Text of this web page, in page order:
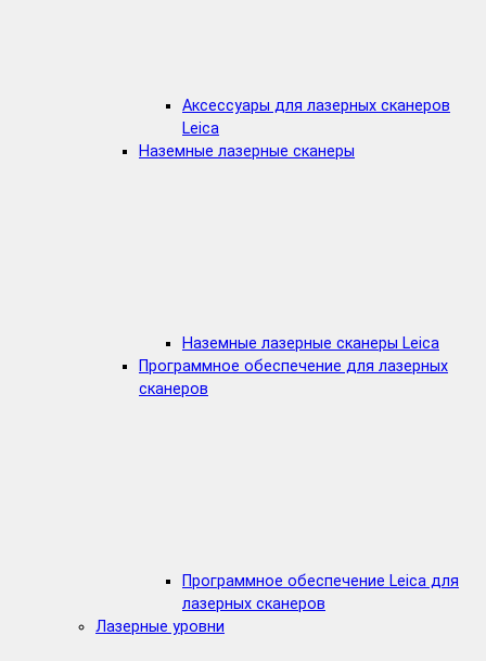
Аксессуары для лазерных сканеров
Leica
Наземные лазерные сканеры
Наземные лазерные сканеры Leica
Программное обеспечение для лазерных
сканеров
Программное обеспечение Leica для
лазерных сканеров
Лазерные уровни